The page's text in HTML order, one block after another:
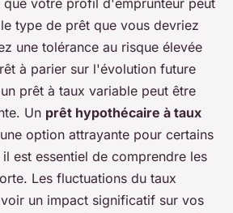
votre profil d'emprunteur peut
type de prêt que vous devriez
une tolérance au risque élevée
à parier sur l'évolution future
prêt à taux variable peut être
Un prêt hypothécaire à taux
option attrayante pour certains
est essentiel de comprendre les
Les fluctuations du taux
un impact significatif sur vos